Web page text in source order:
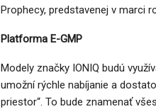
Prophecy, predstavenej v marci
Platforma E-GMP
Modely značky IONIQ budú
umožní rýchle nabíjanie a
priestor“. To bude znamenať